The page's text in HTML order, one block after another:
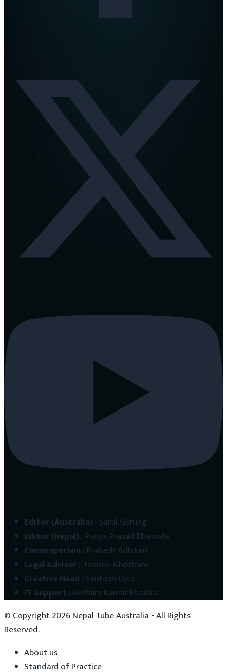
Editor (Australia) : Saral Gurung
Editor (Nepal) : Punya Prasad Dhamala
Cameraperson : Prakash Adhikari
Legal Adviser: Tonnou Ghothane
Creative Head : Santosh Ojha
IT Support : Resham Kumar Khadka
© Copyright2026Nepal Tube Australia - All Rights
Reserved.
About us
Standard of Practice